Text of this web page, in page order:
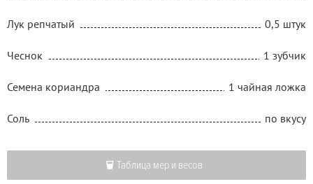
Лук репчатый 0,5 штук
Чеснок 1 зубчик
Семена кориандра 1 чайная ложка
Соль по вкусу
Таблица мер и весов